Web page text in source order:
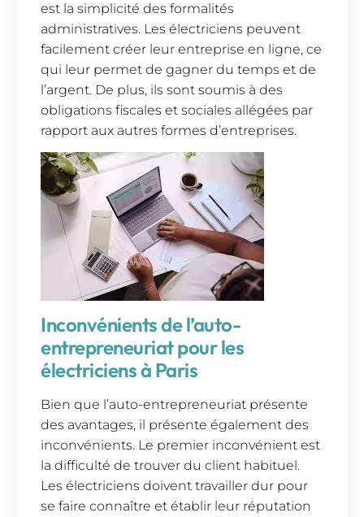
est la simplicité des formalités
administratives. Les électriciens peuvent
facilement créer leur entreprise en ligne, ce
qui leur permet de gagner du temps et de
l’argent. De plus, ils sont soumis à des
obligations fiscales et sociales allégées par
rapport aux autres formes d’entreprises.
Inconvénients de l’auto-
entrepreneuriat pour les
électriciens à Paris
Bien que l’auto-entrepreneuriat présente
des avantages, il présente également des
inconvénients. Le premier inconvénient est
la difficulté de trouver du client habituel.
Les électriciens doivent travailler dur pour
se faire connaître et établir leur réputation